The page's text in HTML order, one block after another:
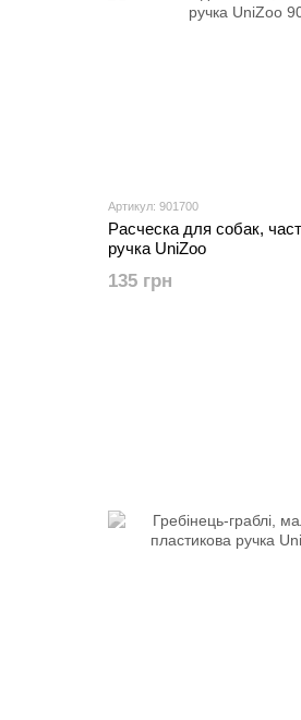
Артикул: 901700
Расческа для собак,
ручка UniZoo
135 грн